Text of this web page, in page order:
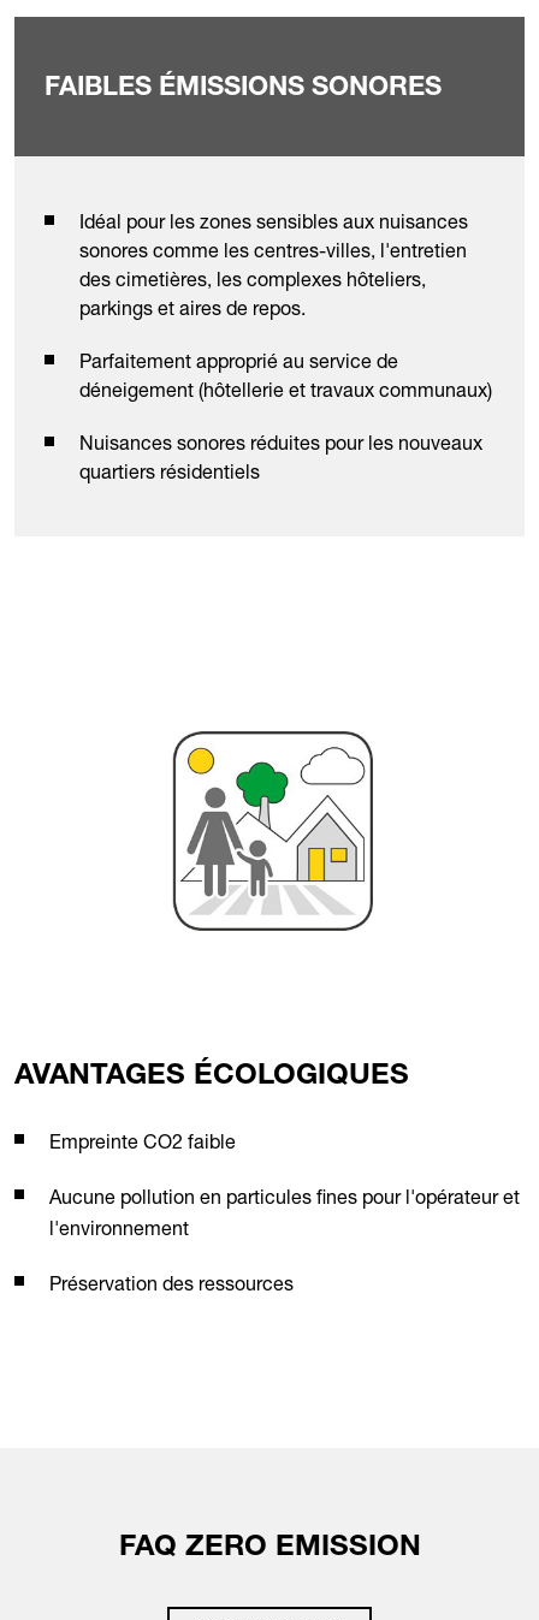
FAIBLES ÉMISSIONS SONORES
Idéal pour les zones sensibles aux nuisances
sonores comme les centres-villes, l'entretien
des cimetières, les complexes hôteliers,
parkings et aires de repos.
Parfaitement approprié au service de
déneigement (hôtellerie et travaux communaux)
Nuisances sonores réduites pour les nouveaux
quartiers résidentiels
AVANTAGES ÉCOLOGIQUES
Empreinte CO2 faible
Aucune pollution en particules fines pour l'opérateur et
l'environnement
Préservation des ressources
FAQ ZERO EMISSION